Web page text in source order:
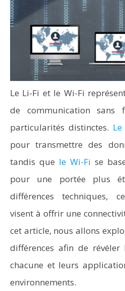
Le Li-Fi et le Wi-Fi
de communication sans
particularités distinctes.
pour transmettre des
tandis que le Wi-Fi se
pour une portée plus
différences techniques,
visent à offrir une
cet article, nous allons
différences afin de
chacune et leurs
environnements.